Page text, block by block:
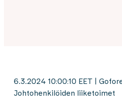
6.3.2024 10:00:10 EET |
Johtohenkilöiden liiketoimet